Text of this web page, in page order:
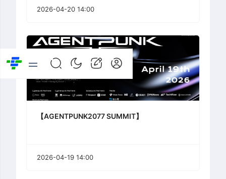
2026-04-20 14:00
【AGENTPUNK2077 SUMMIT】
2026-04-19 14:00